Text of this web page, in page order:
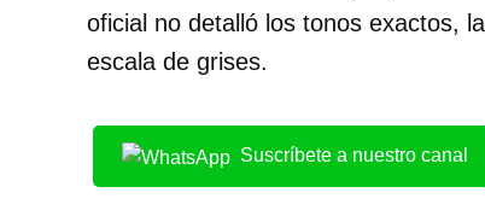
oficial no detalló los tonos exactos,
escala de grises.
Suscríbete a nuestro canal